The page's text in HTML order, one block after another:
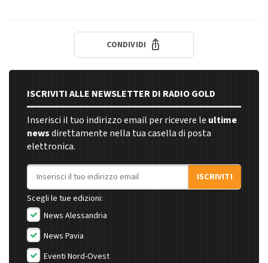
CONDIVIDI
ISCRIVITI ALLE NEWSLETTER DI RADIO GOLD
Inserisci il tuo indirizzo email per ricevere le ultime
newsdirettamente nella tua casella di posta
elettronica.
Indirizzo email
ISCRIVITI
Scegli le tue edizioni:
News Alessandria
News Pavia
Eventi Nord-Ovest